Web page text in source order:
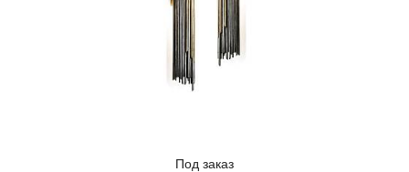
Под заказ